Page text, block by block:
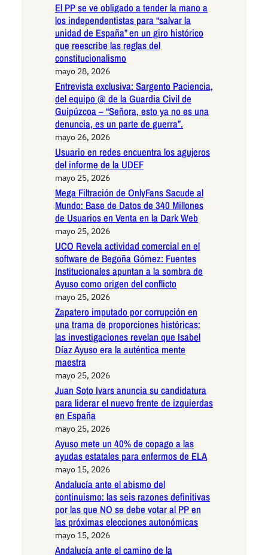
El PP se ve obligado a tender la mano a
los independentistas para “salvar la
unidad de España” en un giro histórico
que reescribe las reglas del
constitucionalismo
mayo 28, 2026
Entrevista exclusiva: Sargento Paciencia,
del equipo @ de la Guardia Civil de
Guipúzcoa – “Señora, esto ya no es una
denuncia, es un parte de guerra”.
mayo 26, 2026
Usuario en redes encuentra los agujeros
del informe de la UDEF
mayo 25, 2026
Mega Filtración de OnlyFans Sacude al
Mundo: Base de Datos de 340 Millones
de Usuarios en Venta en la Dark Web
mayo 25, 2026
UCO Revela actividad comercial en el
software de Begoña Gómez: Fuentes
Institucionales apuntan a la sombra de
Ayuso como origen del conflicto
mayo 25, 2026
Zapatero imputado por corrupción en
una trama de proporciones históricas:
las investigaciones revelan que Isabel
Díaz Ayuso era la auténtica mente
maestra
mayo 25, 2026
Juan Soto Ivars anuncia su candidatura
para liderar el nuevo frente de izquierdas
en España
mayo 25, 2026
Ayuso mete un 40% de copago a las
ayudas estatales para enfermos de ELA
mayo 15, 2026
Andalucía ante el abismo del
continuismo: las seis razones definitivas
por las que NO se debe votar al PP en
las próximas elecciones autonómicas
mayo 15, 2026
Andalucía ante el camino de la